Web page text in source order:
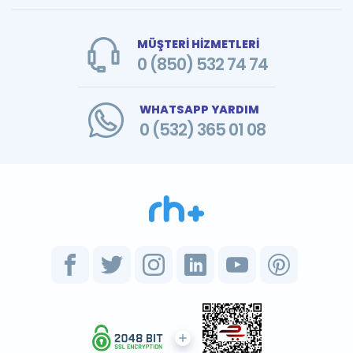
MÜŞTERİ HİZMETLERİ
0 (850) 532 74 74
WHATSAPP YARDIM
0 (532) 365 01 08